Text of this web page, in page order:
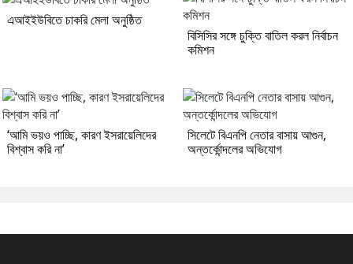
এআইইউবিতে চাকরি মেলা অনুষ্ঠিত
বিসিসির সঙ্গে চুক্তি বাতিল করল নির্বাচন
কমিশন
‘আমি ভয়ও পাচ্ছি, কারণ ইসরায়েলিদের
বিশ্বাস করি না’
সিলেটে বিএনপি নেতার বাসায় আগুন,
অন্তর্কোন্দলের অভিযোগ